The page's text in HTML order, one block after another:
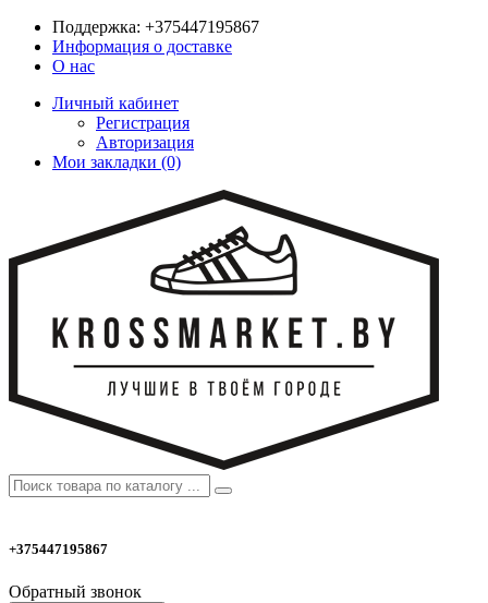
Поддержка: +375447195867
Информация о доставке
О нас
Личный кабинет
Регистрация
Авторизация
Мои закладки (0)
+375447195867
Обратный звонок